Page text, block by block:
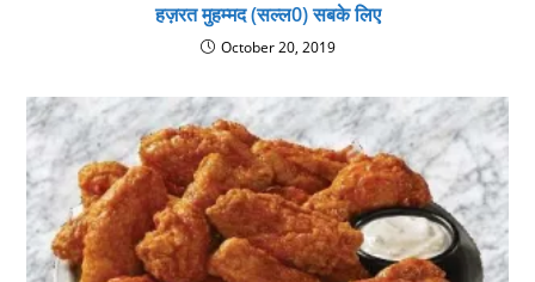
हज़रत मुहम्मद (सल्ल0) सबके लिए
October 20, 2019